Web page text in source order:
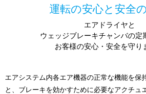
運転の安心と安全
エアドライヤと
ウェッジブレーキチャンバの定
お客様の安心・安全を守り
エアシステム内各エア機器の正常な機能を保
と、ブレーキを効かすために必要なアクチュ